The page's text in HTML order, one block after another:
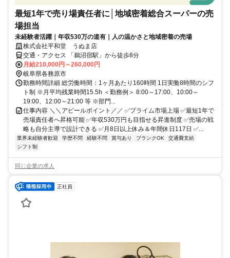
最短1年で売り場責任者に│地域密着総合スーパーの売
場担当
未経験者活躍｜年収530万の道有｜人の温かさと地域密着の売場
株式会社平和堂 うぬま店
交通・アクセス 「鵜沼宿駅」から徒歩8分
月給210,000円～260,000円
岐阜県各務原市
勤務時間詳細 総労働時間：1ヶ月あたり160時間 1日実働8時間のシフ
ト制 ※月平均残業時間15.5h ＜勤務例＞ 8:00～17:00、10:00～
19:00、12:00～21:00 等 ※部門...
仕事内容 ＼＼アピールポイント／／ ✅プライム市場上場 ✅最短1年で
売場責任者へ昇格可能 ✅年収530万円も目指せる昇進制度 ✅売場の戦
略も自分主導で設計できる ✅月8日以上休み＆年間休日117日 ✅...
業界未経験者歓迎 学歴不問 経験不問 賞与あり ブランクOK
交通費支給
シフト制
同じ企業の求人
正社員